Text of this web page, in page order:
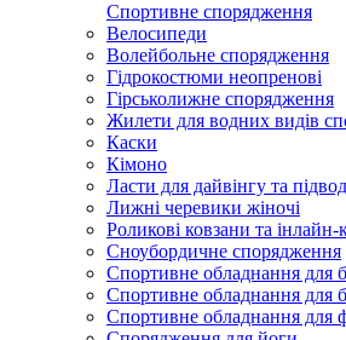
Спортивне спорядження
Велосипеди
Волейбольне спорядження
Гідрокостюми неопренові
Гірськолижне спорядження
Жилети для водних видів
Каски
Кімоно
Ласти для дайвінгу та
Лижні черевики жіночі
Роликові ковзани та інлайн-
Сноубордичне спорядження
Спортивне обладнання для
Спортивне обладнання для
Спортивне обладнання для